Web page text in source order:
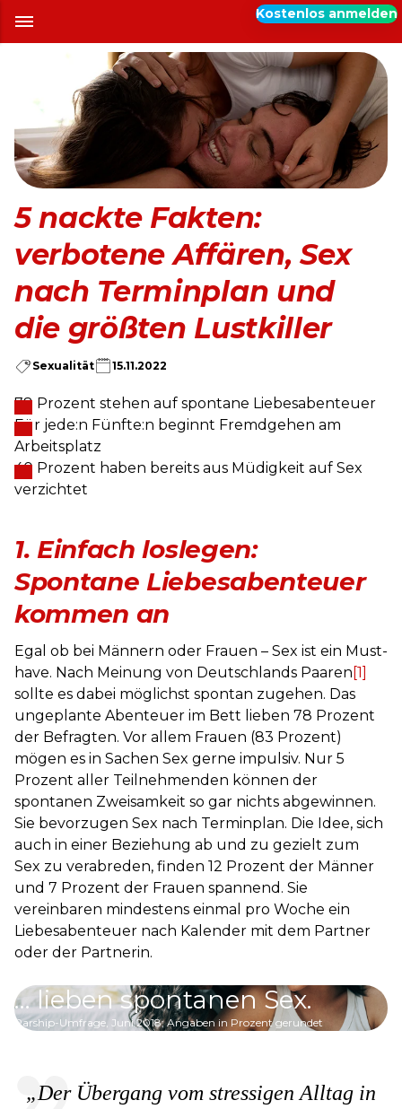
Kostenlos anmelden
5 nackte Fakten:
verbotene Affären, Sex
nach Terminplan und
die größten Lustkiller
Sexualität 15.11.2022
78 Prozent stehen auf spontane Liebesabenteuer
Für jede:n Fünfte:n beginnt Fremdgehen am
Arbeitsplatz
40 Prozent haben bereits aus Müdigkeit auf Sex
verzichtet
1. Einfach loslegen:
Spontane Liebesabenteuer
kommen an
Egal ob bei Männern oder Frauen – Sex ist ein Must-
have. Nach Meinung von Deutschlands Paaren [1]
sollte es dabei möglichst spontan zugehen. Das
ungeplante Abenteuer im Bett lieben 78 Prozent
der Befragten. Vor allem Frauen (83 Prozent)
mögen es in Sachen Sex gerne impulsiv. Nur 5
Prozent aller Teilnehmenden können der
spontanen Zweisamkeit so gar nichts abgewinnen.
Sie bevorzugen Sex nach Terminplan. Die Idee, sich
auch in einer Beziehung ab und zu gezielt zum
Sex zu verabreden, finden 12 Prozent der Männer
und 7 Prozent der Frauen spannend. Sie
vereinbaren mindestens einmal pro Woche ein
Liebesabenteuer nach Kalender mit dem Partner
oder der Partnerin.
78%
… lieben spontanen Sex.
Parship-Umfrage, Juni 2018; Angaben in Prozent gerundet
„Der Übergang vom stressigen Alltag in